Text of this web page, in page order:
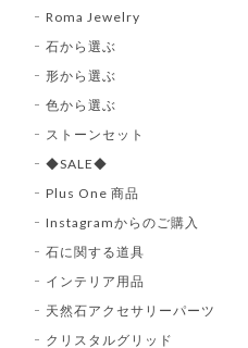
Roma Jewelry
石から選ぶ
形から選ぶ
色から選ぶ
ストーンセット
◆SALE◆
Plus One 商品
Instagramからのご購入
石に関する道具
インテリア用品
天然石アクセサリーパーツ
クリスタルグリッド